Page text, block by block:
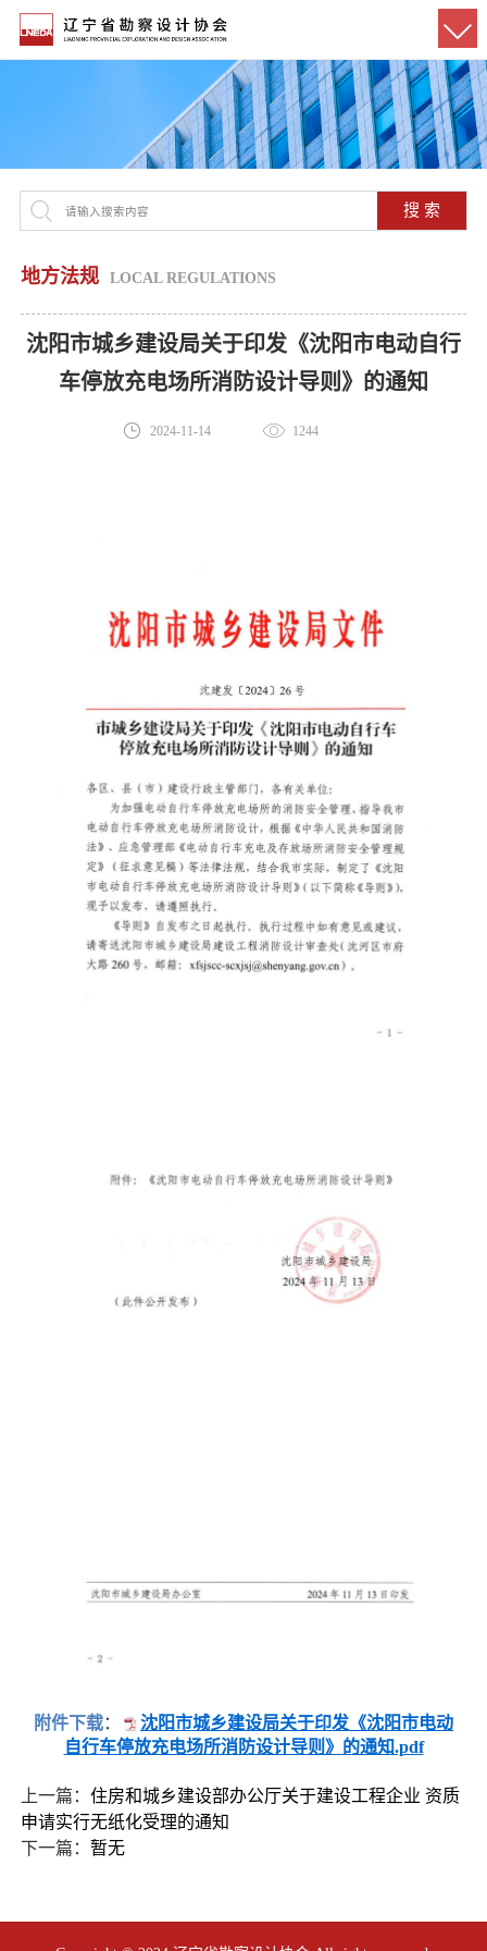
搜 索
地方法规 LOCAL REGULATIONS
沈阳市城乡建设局关于印发《沈阳市电动自行
车停放充电场所消防设计导则》的通知
2024-11-14 1244
附件下载：
沈阳市城乡建设局关于印发《沈阳市电动
自行车停放充电场所消防设计导则》的通知.pdf
上一篇： 住房和城乡建设部办公厅关于建设工程企业 资质
申请实行无纸化受理的通知
下一篇： 暂无